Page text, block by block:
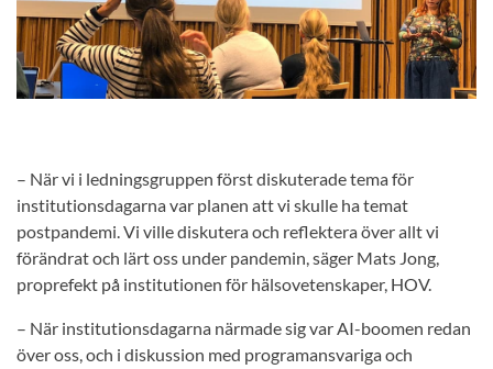
– När vi i ledningsgruppen först diskuterade tema för
institutionsdagarna var planen att vi skulle ha temat
postpandemi. Vi ville diskutera och reflektera över allt vi
förändrat och lärt oss under pandemin, säger Mats Jong,
proprefekt på institutionen för hälsovetenskaper, HOV.
– När institutionsdagarna närmade sig var AI-boomen redan
över oss, och i diskussion med programansvariga och